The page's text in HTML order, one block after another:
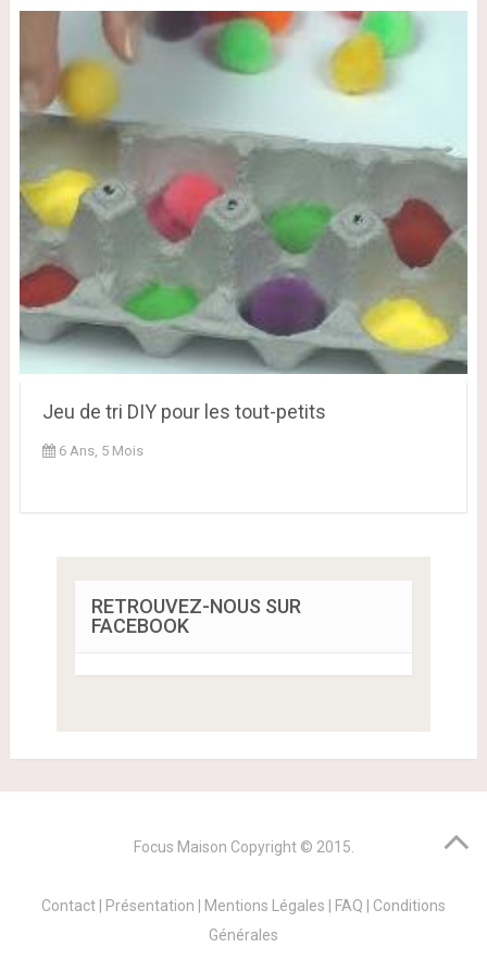
Jeu de tri DIY pour les tout-petits
6 Ans, 5 Mois
RETROUVEZ-NOUS SUR
FACEBOOK
Focus Maison Copyright © 2015.
Contact Présentation Mentions Légales FAQ
Conditions
Générales